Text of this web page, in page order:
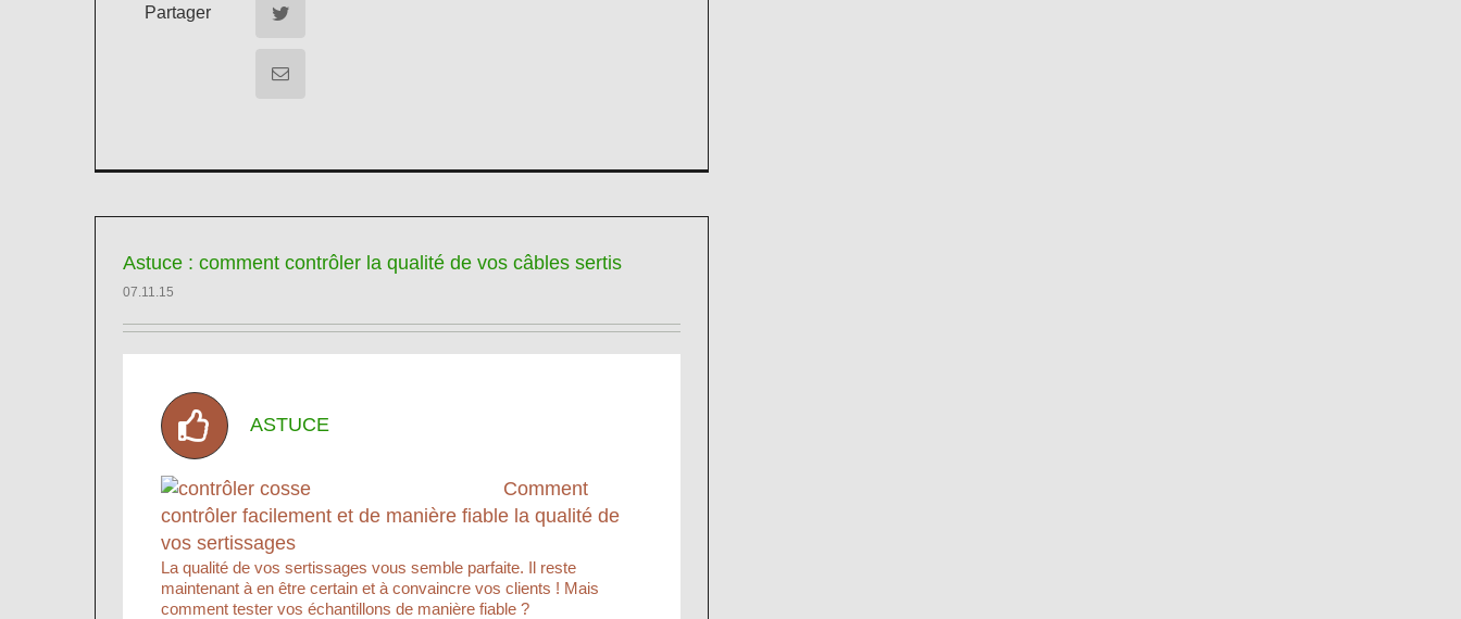
Partager
Astuce : comment contrôler la qualité de vos câbles sertis
07.11.15
ASTUCE
Comment
contrôler facilement et de manière fiable la qualité de
vos sertissages
La qualité de vos sertissages vous semble parfaite. Il reste
maintenant à en être certain et à convaincre vos clients ! Mais
comment tester vos échantillons de manière fiable ?